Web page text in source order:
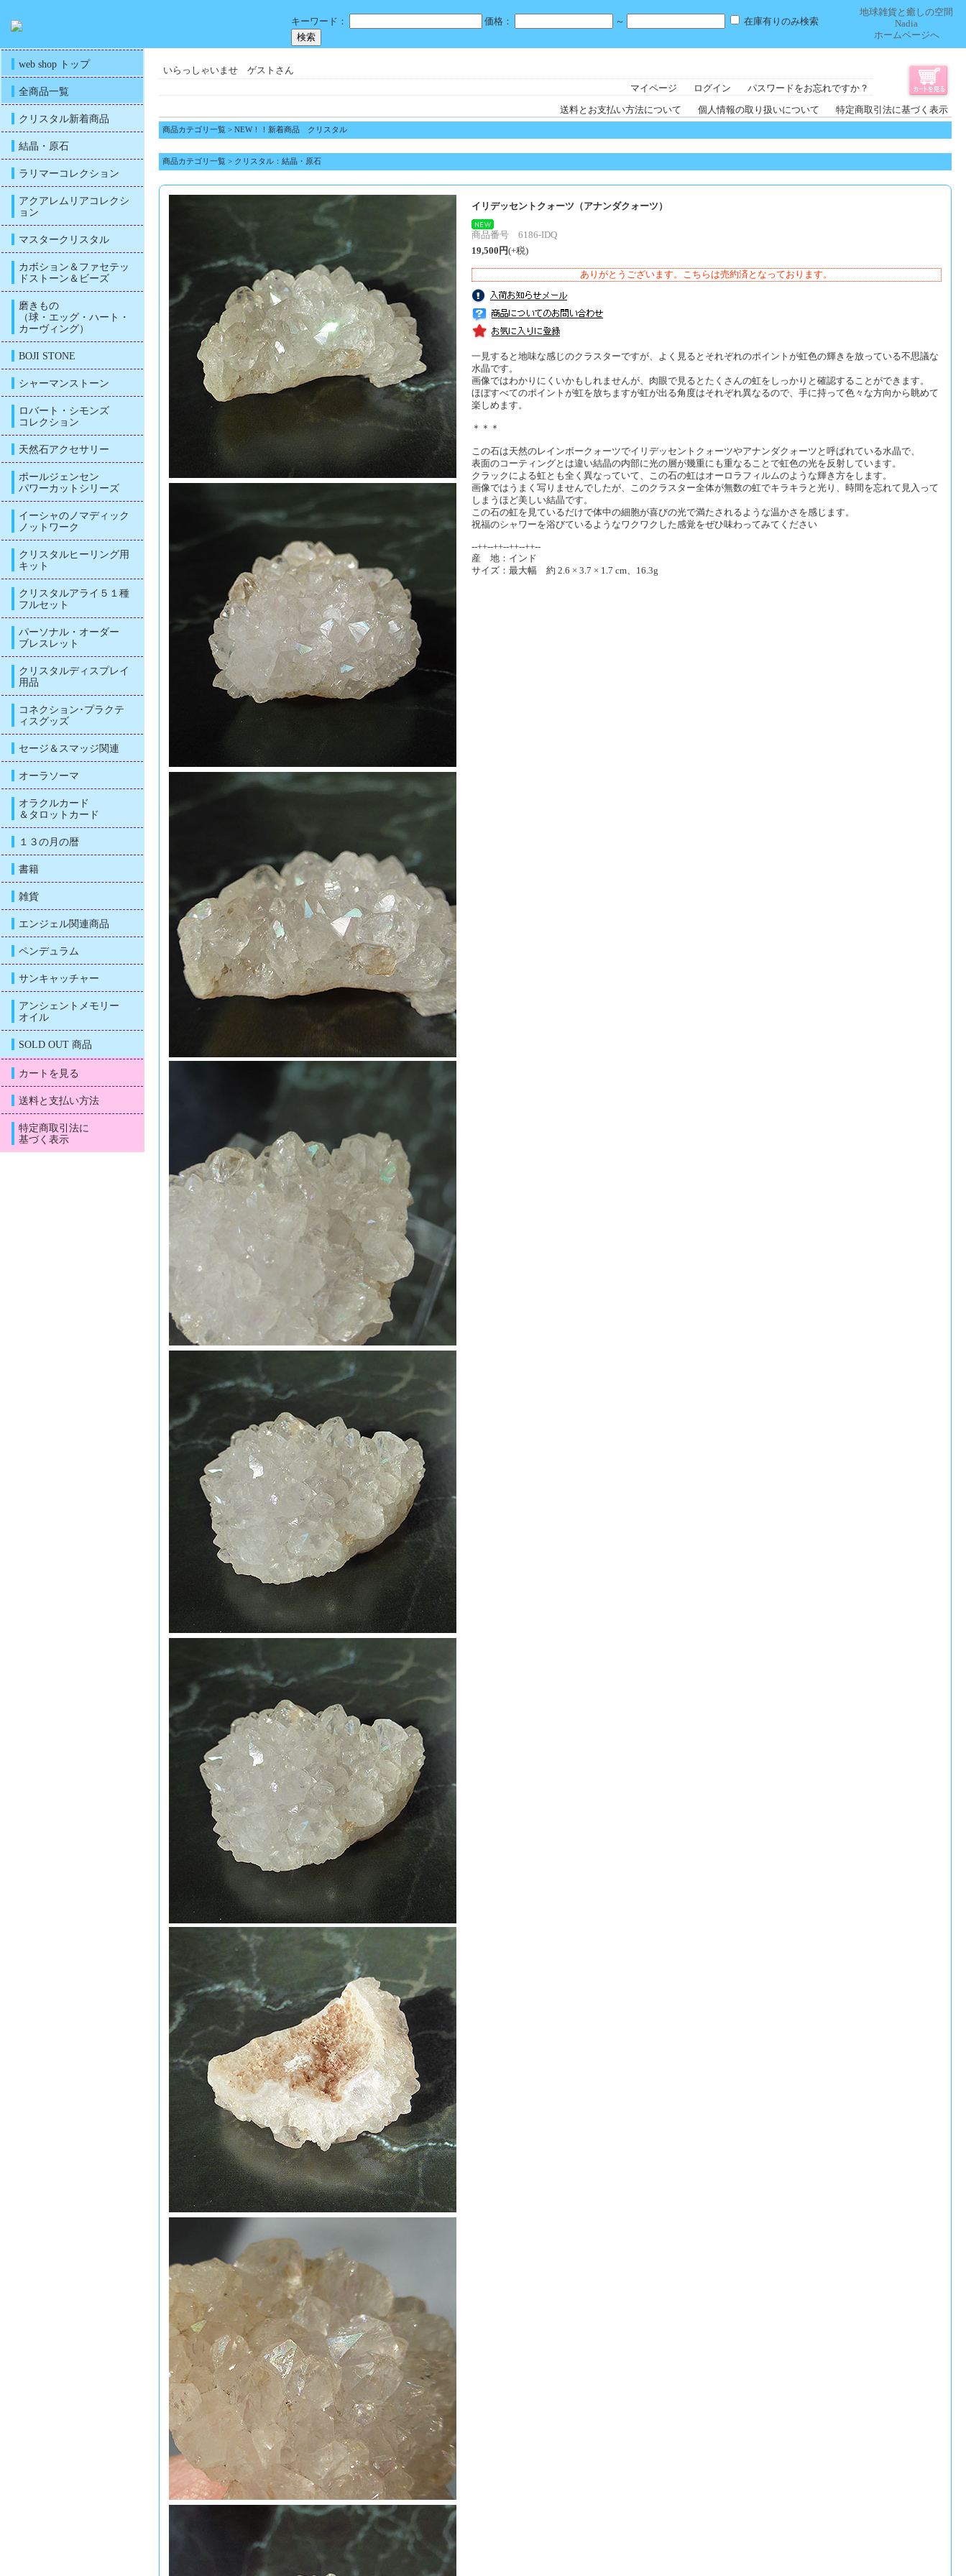
キーワード： 価格： ～ 在庫有りのみ検索
地球雑貨と癒しの空間
Nadia
ホームページへ
web shop トップ
全商品一覧
クリスタル新着商品
結晶・原石
ラリマーコレクション
アクアレムリアコレクシ
ョン
マスタークリスタル
カボション＆ファセテッ
ドストーン＆ビーズ
磨きもの
（球・エッグ・ハート・
カーヴィング）
BOJI STONE
シャーマンストーン
ロバート・シモンズ
コレクション
天然石アクセサリー
ポールジェンセン
パワーカットシリーズ
イーシャのノマディック
ノットワーク
クリスタルヒーリング用
キット
クリスタルアライ５１種
フルセット
パーソナル・オーダー
ブレスレット
クリスタルディスプレイ
用品
コネクション･プラクテ
ィスグッズ
セージ＆スマッジ関連
オーラソーマ
オラクルカード
＆タロットカード
１３の月の暦
書籍
雑貨
エンジェル関連商品
ペンデュラム
サンキャッチャー
アンシェントメモリー
オイル
SOLD OUT 商品
カートを見る
送料と支払い方法
特定商取引法に
基づく表示
いらっしゃいませ ゲストさん
マイページ
ログイン パスワードをお忘れですか？
送料とお支払い方法について 個人情報の取り扱いについて 特定商取引法に基づく表示
商品カテゴリ一覧 > NEW！！新着商品 クリスタル
商品カテゴリ一覧 > クリスタル：結晶・原石
イリデッセントクォーツ（アナンダクォーツ）
商品番号 6186-IDQ
19,500円(+税)
ありがとうございます。こちらは売約済となっております。
一見すると地味な感じのクラスターですが、よく見るとそれぞれのポイントが虹色の輝きを放っている不思議な
水晶です。
画像ではわかりにくいかもしれませんが、肉眼で見るとたくさんの虹をしっかりと確認することができます。
ほぼすべてのポイントが虹を放ちますが虹が出る角度はそれぞれ異なるので、手に持って色々な方向から眺めて
楽しめます。
＊＊＊
この石は天然のレインボークォーツでイリデッセントクォーツやアナンダクォーツと呼ばれている水晶で、
表面のコーティングとは違い結晶の内部に光の層が幾重にも重なることで虹色の光を反射しています。
クラックによる虹とも全く異なっていて、この石の虹はオーロラフィルムのような輝き方をします。
画像ではうまく写りませんでしたが、このクラスター全体が無数の虹でキラキラと光り、時間を忘れて見入って
しまうほど美しい結晶です。
この石の虹を見ているだけで体中の細胞が喜びの光で満たされるような温かさを感じます。
祝福のシャワーを浴びているようなワクワクした感覚をぜひ味わってみてください
--++--++--++--++--
産 地：インド
サイズ：最大幅 約 2.6 × 3.7 × 1.7 cm、16.3g